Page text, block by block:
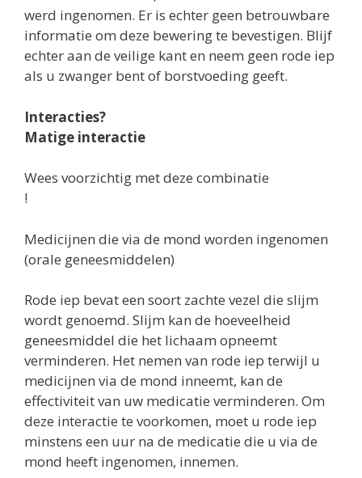
werd ingenomen. Er is echter geen betrouwbare
informatie om deze bewering te bevestigen. Blijf
echter aan de veilige kant en neem geen rode iep
als u zwanger bent of borstvoeding geeft.
Interacties?
Matige interactie
Wees voorzichtig met deze combinatie
!
Medicijnen die via de mond worden ingenomen
(orale geneesmiddelen)
Rode iep bevat een soort zachte vezel die slijm
wordt genoemd. Slijm kan de hoeveelheid
geneesmiddel die het lichaam opneemt
verminderen. Het nemen van rode iep terwijl u
medicijnen via de mond inneemt, kan de
effectiviteit van uw medicatie verminderen. Om
deze interactie te voorkomen, moet u rode iep
minstens een uur na de medicatie die u via de
mond heeft ingenomen, innemen.